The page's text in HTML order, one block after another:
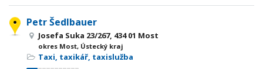
Petr Šedlbauer
Josefa Suka 23/267, 434 01 Most
okres Most, Ústecký kraj
Taxi, taxikář, taxislužba